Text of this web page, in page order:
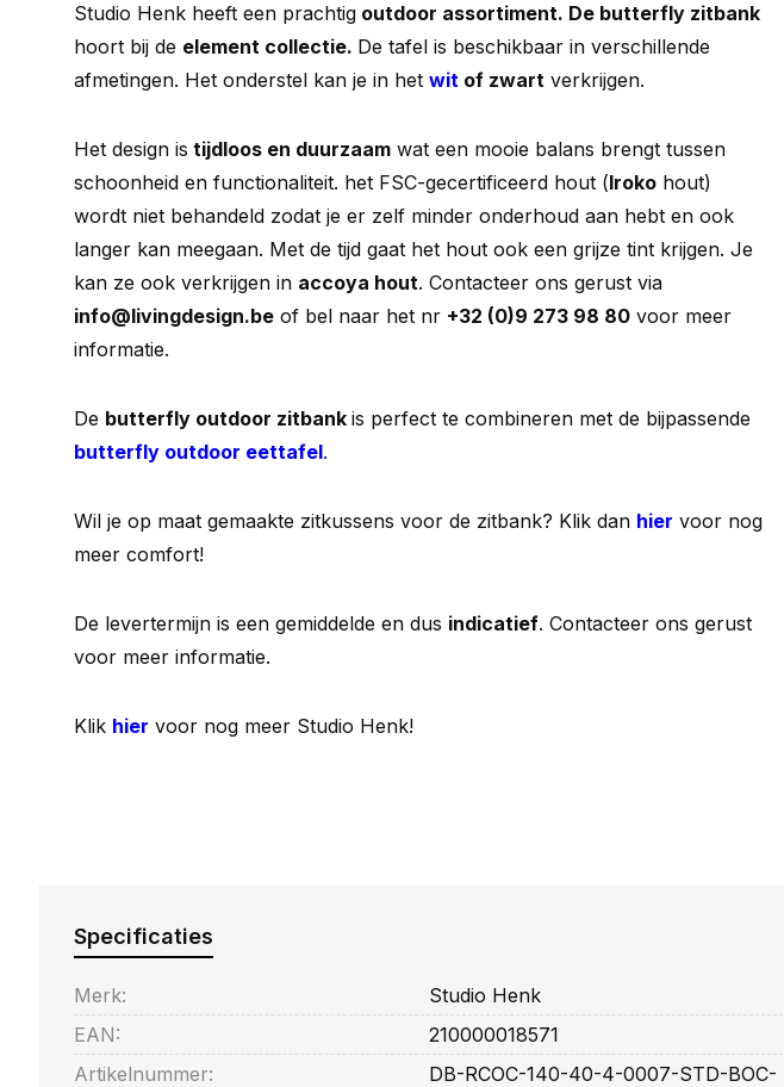
Studio Henk heeft een prachtig outdoor assortiment. De butterfly zitbank
hoort bij de element collectie. De tafel is beschikbaar in verschillende
afmetingen. Het onderstel kan je in het wit of zwart verkrijgen.
Het design is tijdloos en duurzaam wat een mooie balans brengt tussen
schoonheid en functionaliteit. het FSC-gecertificeerd hout (Iroko hout)
wordt niet behandeld zodat je er zelf minder onderhoud aan hebt en ook
langer kan meegaan. Met de tijd gaat het hout ook een grijze tint krijgen. Je
kan ze ook verkrijgen in accoya hout. Contacteer ons gerust via
info@livingdesign.be of bel naar het nr +32 (0)9 273 98 80 voor meer
informatie.
De butterfly outdoor zitbank is perfect te combineren met de bijpassende
butterfly outdoor eettafel.
Wil je op maat gemaakte zitkussens voor de zitbank? Klik dan hier voor nog
meer comfort!
De levertermijn is een gemiddelde en dus indicatief. Contacteer ons gerust
voor meer informatie.
Klik hier voor nog meer Studio Henk!
Specificaties
Merk:
Studio Henk
EAN:
210000018571
Artikelnummer:
DB-RCOC-140-40-4-0007-STD-BOC-